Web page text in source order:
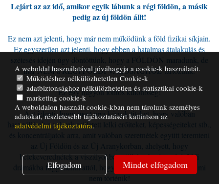
Lejárt az az idő, amikor egyik lábunk a régi földön, a másik
pedig az új földön állt!
Ez nem azt jelenti, hogy már nem működünk a föld fizikai síkjain.
Ez egyszerűen azt jelenti, hogy ebben a hatalmas átalakulás és
szétesés idején úgy döntöttünk, hogy a FÖLDÖN maradunk, de
már NEM a RÉGI FÖLDI VALÓSÁGHOZ tartozunk.
Ez egy nagyon fontos különbség!
Azt jelenti, hogy most arra kérnek titeket, hogy valóban
használjátok a veletek született lelki erőiteket, képességeiteket stb.,
és koncentráljatok arra, amit valóban szeretnétek együtt teremteni
az Új Földön és az Új Aranykorban, ahelyett, hogy
belekeverednétek a viszályokba, a félelembe és a régi földi
drámákba függetlenül attól, hogy látszólag mi történik vagy mi
nem történik!
A weboldal használatával jóváhagyja a cookie-k használatát.
Működéshez nélkülözhetetlen Cookie-k
adatbiztonsághoz nélkülözhetetlen és statisztikai cookie-k
marketing cookie-k
A weboldalon használt cookie-kban nem tárolunk személyes
adatokat, részletesebb tájékoztatásért kattintson az
adatvédelmi tájékoztatóra.
Elfogadom Mindet elfogadom